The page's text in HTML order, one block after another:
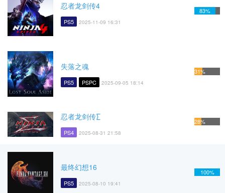
忍者龙剑传4
PS5 2025-11-09 16:31
83%
失落之魂
PS5 PSPC 2025-09-05 18:14
31%
忍者龙剑传∑
PS4 2025-08-31 21:58
28%
最终幻想16
PS5 2025-08-10 19:41
100%